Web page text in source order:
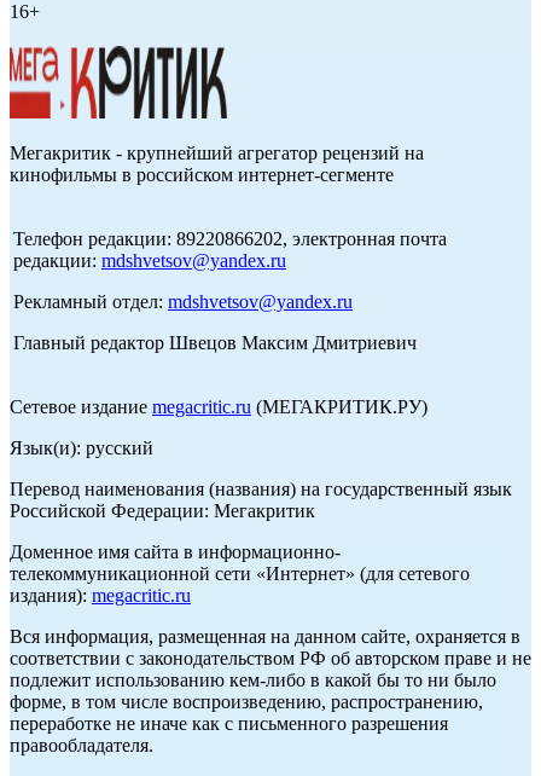
16+
Мегакритик - крупнейший агрегатор рецензий на
кинофильмы в российском интернет-сегменте
Телефон редакции: 89220866202, электронная почта
редакции: mdshvetsov@yandex.ru
Рекламный отдел: mdshvetsov@yandex.ru
Главный редактор Швецов Максим Дмитриевич
Сетевое издание megacritic.ru (МЕГАКРИТИК.РУ)
Язык(и): русский
Перевод наименования (названия) на государственный язык
Российской Федерации: Мегакритик
Доменное имя сайта в информационно-
телекоммуникационной сети «Интернет» (для сетевого
издания): megacritic.ru
Вся информация, размещенная на данном сайте, охраняется в
соответствии с законодательством РФ об авторском праве и не
подлежит использованию кем-либо в какой бы то ни было
форме, в том числе воспроизведению, распространению,
переработке не иначе как с письменного разрешения
правообладателя.